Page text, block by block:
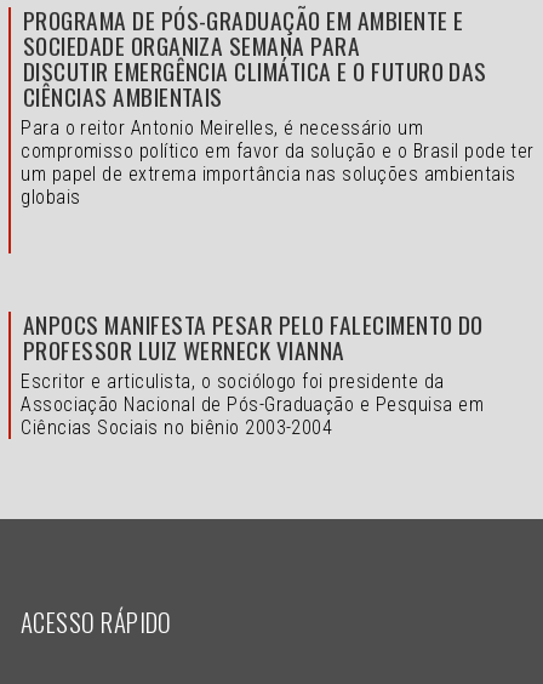
PROGRAMA DE PÓS-GRADUAÇÃO EM AMBIENTE E
SOCIEDADE ORGANIZA SEMANA PARA
DISCUTIR EMERGÊNCIA CLIMÁTICA E O FUTURO DAS
CIÊNCIAS AMBIENTAIS
Para o reitor Antonio Meirelles, é necessário um
compromisso político em favor da solução e o Brasil pode ter
um papel de extrema importância nas soluções ambientais
globais
ANPOCS MANIFESTA PESAR PELO FALECIMENTO DO
PROFESSOR LUIZ WERNECK VIANNA
Escritor e articulista, o sociólogo foi presidente da
Associação Nacional de Pós-Graduação e Pesquisa em
Ciências Sociais no biênio 2003-2004
ACESSO RÁPIDO